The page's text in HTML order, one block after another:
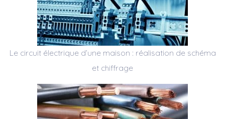
Le circuit électrique d’une maison : réalisation de schéma
et chiffrage